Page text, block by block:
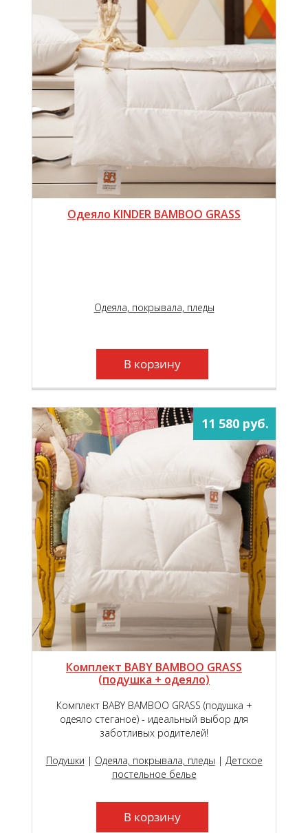
Одеяло KINDER BAMBOO GRASS
Одеяла, покрывала, пледы
В корзину
11 580 руб.
Комплект BABY BAMBOO GRASS
(подушка + одеяло)
Комплект BABY BAMBOO GRASS (подушка +
одеяло стеганое) - идеальный выбор для
заботливых родителей!
Подушки | Одеяла, покрывала, пледы | Детское
постельное белье
В корзину